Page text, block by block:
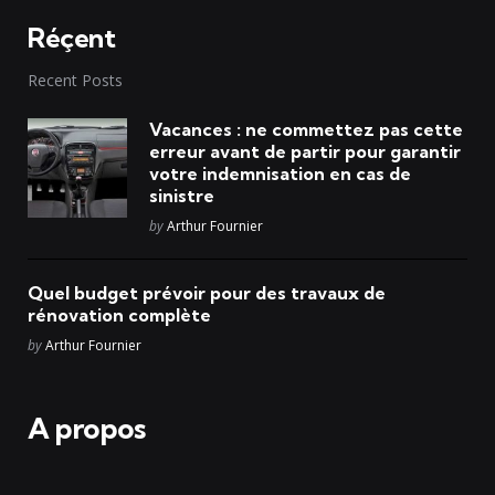
Réçent
Recent Posts
Vacances : ne commettez pas cette
erreur avant de partir pour garantir
votre indemnisation en cas de
sinistre
Posted
byArthur Fournier
Quel budget prévoir pour des travaux de
rénovation complète
Posted
byArthur Fournier
A propos